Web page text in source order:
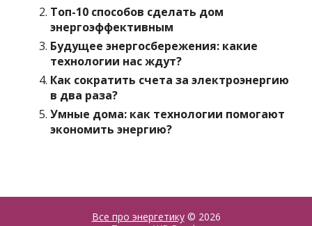
Топ-10 способов сделать дом
энергоэффективным
Будущее энергосбережения: какие
технологии нас ждут?
Как сократить счета за электроэнергию
в два раза?
Умные дома: как технологии помогают
экономить энергию?
Все про энергетику© 2026